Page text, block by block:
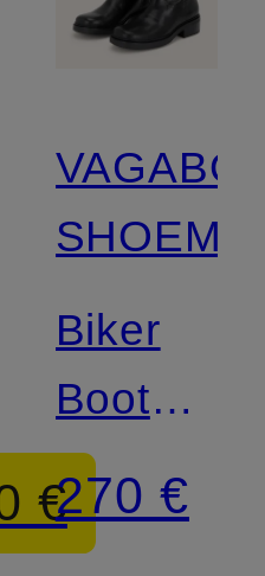
€
Biker
Boots
KARLIE
270 €